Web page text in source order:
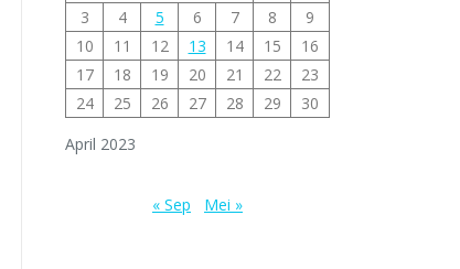
April 2023
3
4 5 6 7 8
9
10
11 12 13 14 15
16
17
18 19 20 21 22
23
24
25 26 27 28 29 30
« Sep Mei »